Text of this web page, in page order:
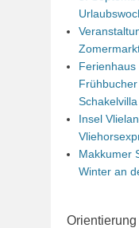
Schakelvilla
Insel
Makkumer
Winter an